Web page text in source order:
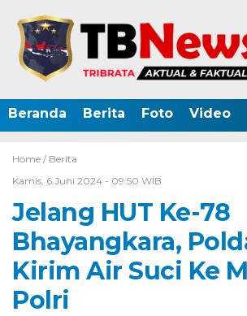
Beranda Berita Foto Video
Home / Berita
Kamis, 6 Juni 2024 - 09:50 WIB
Jelang HUT Ke-78
Bhayangkara,
Kirim Air Suci Ke
Polri